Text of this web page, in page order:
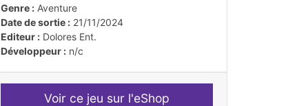
Genre : Aventure
Date de sortie : 21/11/2024
Editeur : Dolores Ent.
Développeur : n/c
Voir ce jeu sur l'eShop